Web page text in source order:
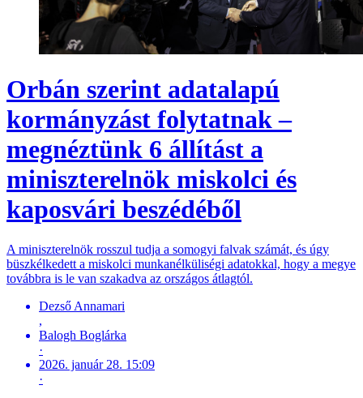
Orbán szerint adatalapú
kormányzást folytatnak –
megnéztünk 6 állítást a
miniszterelnök miskolci és
kaposvári beszédéből
A miniszterelnök rosszul tudja a somogyi falvak számát, és úgy
büszkélkedett a miskolci munkanélküliségi adatokkal, hogy a megye
továbbra is le van szakadva az országos átlagtól.
Dezső Annamari
,
Balogh Boglárka
·
2026. január 28. 15:09
·